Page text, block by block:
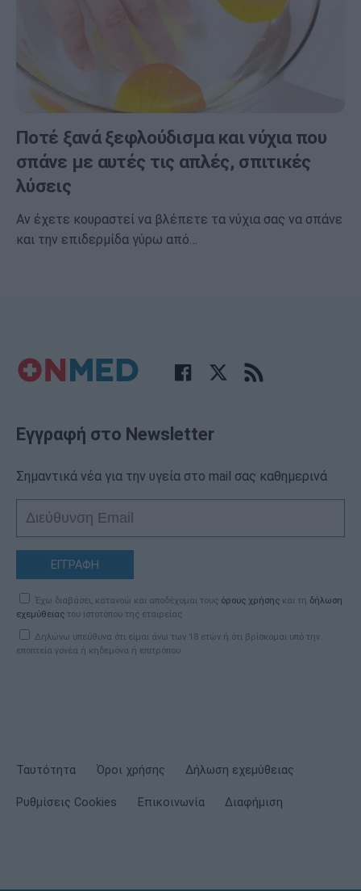
Ποτέ ξανά ξεφλούδισμα και νύχια που
σπάνε με αυτές τις απλές, σπιτικές
λύσεις
Αν έχετε κουραστεί να βλέπετε τα νύχια σας να σπάνε
και την επιδερμίδα γύρω από…
Εγγραφή στο Newsletter
Σημαντικά νέα για την υγεία στο mail σας καθημερινά
ΕΓΓΡΑΦΗ
Έχω διαβάσει, κατανοώ και αποδέχομαι τους όρους χρήσης και τη δήλωση
εχεμύθειας του ιστοτόπου της εταιρείας
Δηλώνω υπεύθυνα ότι είμαι άνω των 18 ετών ή ότι βρίσκομαι υπό την
εποπτεία γονέα ή κηδεμόνα ή επιτρόπου
Ταυτότητα Όροι χρήσης Δήλωση εχεμύθειας
Ρυθμίσεις Cookies Επικοινωνία Διαφήμιση